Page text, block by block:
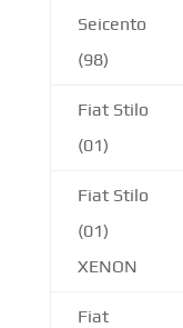
Seicento
(98)
Fiat Stilo
(01)
Fiat Stilo
(01)
XENON
Fiat